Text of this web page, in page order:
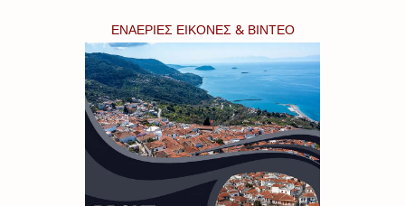
ΕΝΑΕΡΙΕΣ ΕΙΚΟΝΕΣ & ΒΙΝΤΕΟ